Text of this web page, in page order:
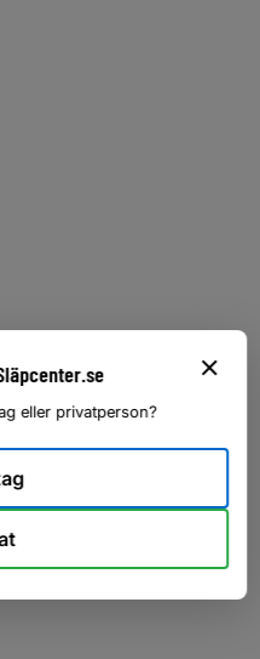
eller privatperson?